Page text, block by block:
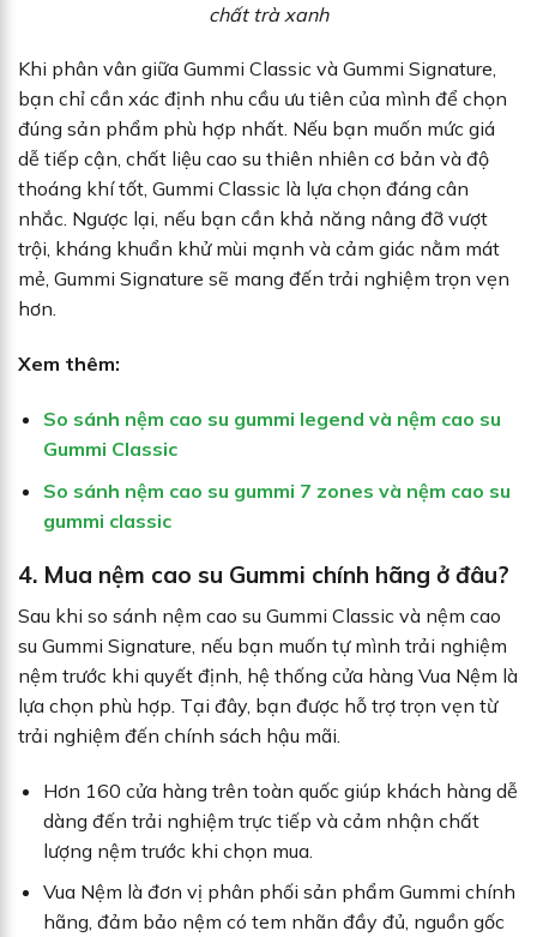
chất trà xanh
Khi phân vân giữa Gummi Classic và Gummi Signature,
bạn chỉ cần xác định nhu cầu ưu tiên của mình để chọn
đúng sản phẩm phù hợp nhất. Nếu bạn muốn mức giá
dễ tiếp cận, chất liệu cao su thiên nhiên cơ bản và độ
thoáng khí tốt, Gummi Classic là lựa chọn đáng cân
nhắc. Ngược lại, nếu bạn cần khả năng nâng đỡ vượt
trội, kháng khuẩn khử mùi mạnh và cảm giác nằm mát
mẻ, Gummi Signature sẽ mang đến trải nghiệm trọn vẹn
hơn.
Xem thêm:
So sánh nệm cao su gummi legend và nệm cao su
Gummi Classic
So sánh nệm cao su gummi 7 zones và nệm cao su
gummi classic
4. Mua nệm cao su Gummi chính hãng ở đâu?
Sau khi so sánh nệm cao su Gummi Classic và nệm cao
su Gummi Signature, nếu bạn muốn tự mình trải nghiệm
nệm trước khi quyết định, hệ thống cửa hàng Vua Nệm là
lựa chọn phù hợp. Tại đây, bạn được hỗ trợ trọn vẹn từ
trải nghiệm đến chính sách hậu mãi.
Hơn 160 cửa hàng trên toàn quốc giúp khách hàng dễ
dàng đến trải nghiệm trực tiếp và cảm nhận chất
lượng nệm trước khi chọn mua.
Vua Nệm là đơn vị phân phối sản phẩm Gummi chính
hãng, đảm bảo nệm có tem nhãn đầy đủ, nguồn gốc